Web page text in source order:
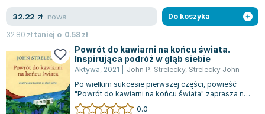
Joanna Jabłczyńska
Piotr Kościelny
Zygmunt Freud
Agata Passent
Michel Moran
Maciej Orłoś
32.22 zł nowa
32.80złtaniej o 0.58zł
Do koszyka
Powrót do kawiarni na końcu świata.
Inspirująca podróż w głąb siebie
Aktywa, 2021 John P. Strelecky, Strelecky John
Po wielkim sukcesie pierwszej części, powieść
"Powrót do kawiarni na końcu świata" zaprasza nas
do ponownego zbadania niecodzienne...
0.0